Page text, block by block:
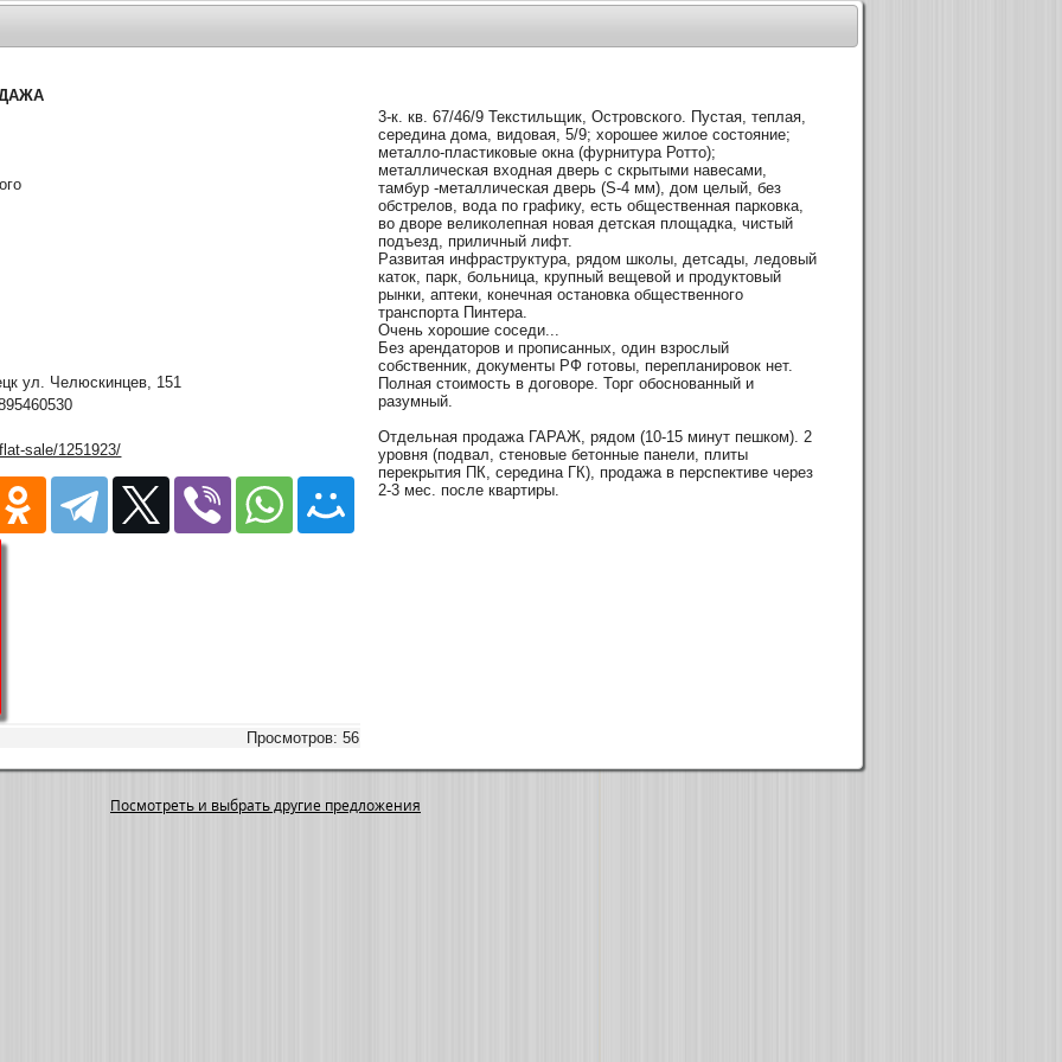
ул. Челюскинцев, 151
sale/1251923/
Просмотров: 56
3-к. кв. 67/46/9 Текстильщик, Островского. Пустая, теплая,
середина дома, видовая, 5/9; хорошее жилое состояние;
металло-пластиковые окна (фурнитура Ротто);
металлическая входная дверь с скрытыми навесами,
тамбур -металлическая дверь (S-4 мм), дом целый, без
обстрелов, вода по графику, есть общественная парковка,
во дворе великолепная новая детская площадка, чистый
подъезд, приличный лифт.
Развитая инфраструктура, рядом школы, детсады, ледовый
каток, парк, больница, крупный вещевой и продуктовый
рынки, аптеки, конечная остановка общественного
транспорта Пинтера.
Очень хорошие соседи...
Без арендаторов и прописанных, один взрослый
собственник, документы РФ готовы, перепланировок нет.
Полная стоимость в договоре. Торг обоснованный и
разумный.
Отдельная продажа ГАРАЖ, рядом (10-15 минут пешком). 2
уровня (подвал, стеновые бетонные панели, плиты
перекрытия ПК, середина ГК), продажа в перспективе через
2-3 мес. после квартиры.
Посмотреть и выбрать другие предложения